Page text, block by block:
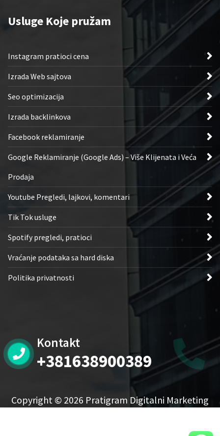
Usluge Koje pružam
Instagram pratioci cena
Izrada Web sajtova
Seo optimizacija
Izrada backlinkova
Facebook reklamiranje
Google Reklamiranje (Google Ads) – Više Klijenata i Veća
Prodaja
Youtube Pregledi, lajkovi, komentari
Tik Tok usluge
Spotify pregledi, pratioci
Vraćanje podataka sa hard diska
Politika privatnosti
Kontakt
+381638900389
Copyright © 2026 Pratigram Digitalni Marketing